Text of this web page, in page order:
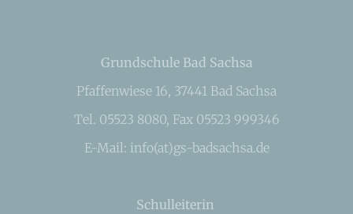
Grundschule Bad Sachsa
Pfaffenwiese 16, 37441 Bad Sachsa
Tel. 05523 8080, Fax 05523 999346
E-Mail: info(at)gs-badsachsa.de
Schulleiterin